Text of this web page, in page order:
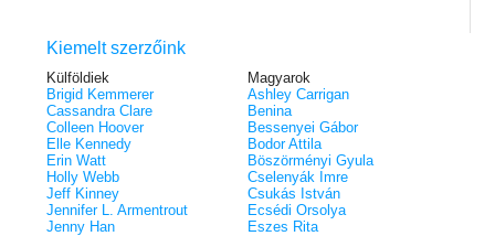
Kiemelt szerzőink
Külföldiek
Brigid Kemmerer
Cassandra Clare
Colleen Hoover
Elle Kennedy
Erin Watt
Holly Webb
Jeff Kinney
Jennifer L. Armentrout
Jenny Han
Magyarok
Ashley Carrigan
Benina
Bessenyei Gábor
Bodor Attila
Böszörményi Gyula
Cselenyák Imre
Csukás István
Ecsédi Orsolya
Eszes Rita